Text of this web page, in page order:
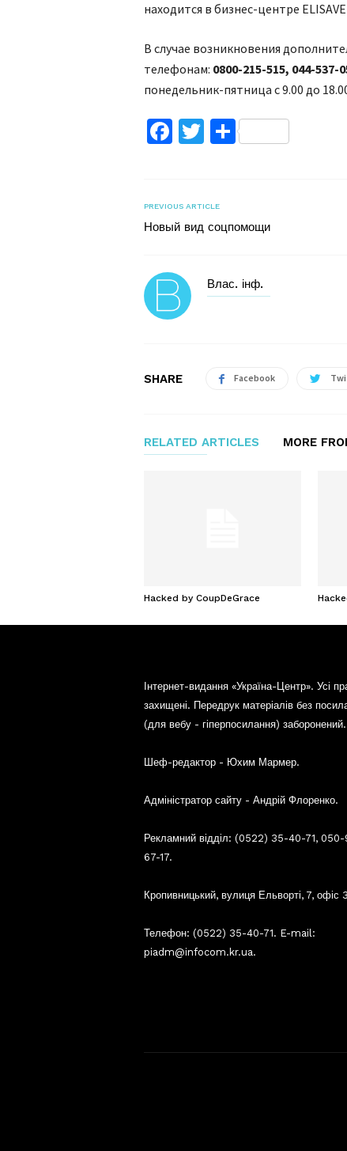
находится в бизнес-центре
В случае возникновения
телефонам: 0800-215-515, 044-537-
понедельник-пятница с 9.00 до
Facebook
Twitter
PREVIOUS ARTICLE
Новый вид соцпомощи
Влас. інф.
SHARE Facebook
RELATED ARTICLES MORE
Hacked by CoupDeGrace
Інтернет-видання «Україна-Центр». Усі
захищені. Передрук матеріалів без
(для вебу - гіперпосилання) заборонений.
Шеф-редактор - Юхим Мармер.
Адміністратор сайту - Андрій Флоренко.
Рекламний відділ: (0522) 35-40-71, 050-
67-17.
Кропивницький, вулиця Ельворті, 7, офіс
Телефон: (0522) 35-40-71. E-mail:
piadm@infocom.kr.ua.